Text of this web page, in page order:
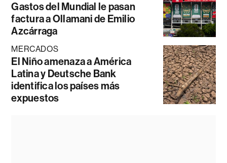
Gastos del Mundial le pasan
factura a Ollamani de Emilio
Azcárraga
MERCADOS
El Niño amenaza a América
Latina y Deutsche Bank
identifica los países más
expuestos